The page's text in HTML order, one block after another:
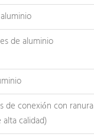
de aluminio
de conexión con ranura
calidad)